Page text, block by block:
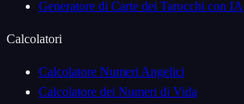
Generatore di Carte dei Tarocchi con IA
Calcolatori
Calcolatore Numeri Angelici
Calcolatore dei Numeri di Vida